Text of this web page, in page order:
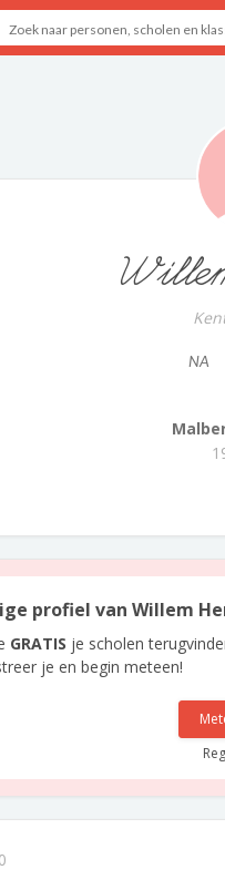
NA
profiel van Willem
GRATIS je scholen
je en begin meteen!
0